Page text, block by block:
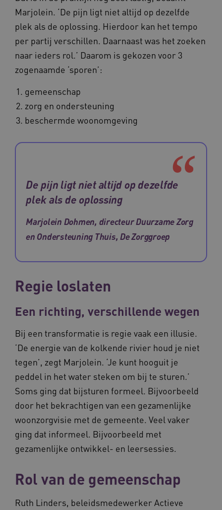
Marjolein. ‘De pijn ligt niet altijd op dezelfde
plek als de oplossing. Hierdoor kan het tempo
per partij verschillen. Daarnaast was het zoeken
naar ieders rol.’ Daarom is gekozen voor 3
zogenaamde ‘sporen’:
gemeenschap
zorg en ondersteuning
beschermde woonomgeving
De pijn ligt niet altijd op dezelfde
plek als de oplossing
Marjolein Dohmen, directeur Duurzame Zorg
en Ondersteuning Thuis, De Zorggroep
Regie loslaten
Een richting, verschillende wegen
Bij een transformatie is regie vaak een illusie.
‘De energie van de kolkende rivier houd je niet
tegen’, zegt Marjolein. ‘Je kunt hooguit je
peddel in het water steken om bij te sturen.’
Soms ging dat bijsturen formeel. Bijvoorbeeld
door het bekrachtigen van een gezamenlijke
woonzorgvisie met de gemeente. Veel vaker
ging dat informeel. Bijvoorbeeld met
gezamenlijke ontwikkel- en leersessies.
Rol van de gemeenschap
Ruth Linders, beleidsmedewerker Actieve
CookieScriptConsent
CookieScript
AWSALBCORS
VISITOR_PRIVACY_METADATA
YouTube
.youtube.com
ARRAffinitySameSite
AWSALBCORS
Amazon.com Inc.
vilans.blueconic.net
__Secure-YNID
FPLC .waardigheidentrots.nl